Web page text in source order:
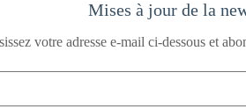
Mises à jour de la
votre adresse e-mail ci-dessous et